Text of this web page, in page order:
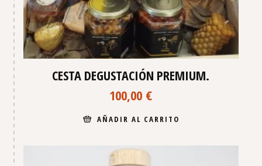
CESTA DEGUSTACIÓN PREMIUM.
100,00 €
AÑADIR AL CARRITO